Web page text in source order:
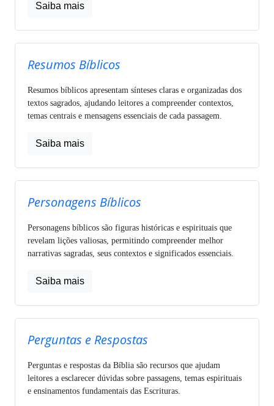
Saiba mais
Resumos Bíblicos
Resumos bíblicos apresentam sínteses claras e organizadas dos
textos sagrados, ajudando leitores a compreender contextos,
temas centrais e mensagens essenciais de cada passagem.
Saiba mais
Personagens Bíblicos
Personagens bíblicos são figuras históricas e espirituais que
revelam lições valiosas, permitindo compreender melhor
narrativas sagradas, seus contextos e significados essenciais.
Saiba mais
Perguntas e Respostas
Perguntas e respostas da Bíblia são recursos que ajudam
leitores a esclarecer dúvidas sobre passagens, temas espirituais
e ensinamentos fundamentais das Escrituras.